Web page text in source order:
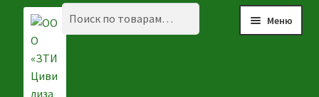
Перейти
навигации
Перейти
содержимому
Искать:
Поиск
Меню